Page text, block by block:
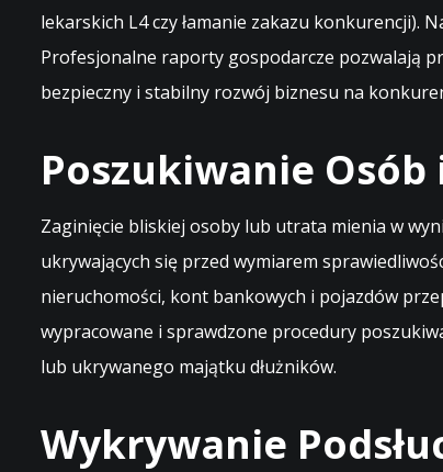
lekarskich L4 czy łamanie zakazu konkurencji).
Profesjonalne raporty gospodarcze pozwalają
bezpieczny i stabilny rozwój biznesu na
Poszukiwanie
Zaginięcie bliskiej osoby lub utrata mienia w
ukrywających się przed wymiarem
nieruchomości, kont bankowych i pojazdów
wypracowane i sprawdzone procedury
lub ukrywanego majątku dłużników.
Wykrywanie